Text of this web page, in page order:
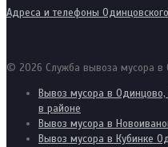
Адреса и телефоны Одинцовского
© 2026 Служба вывоза мусора в
Вывоз мусора в Одинцово,
в районе
Вывоз мусора в
Вывоз мусора в Кубинке